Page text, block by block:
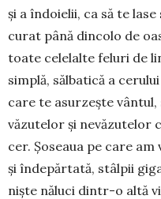
și a îndoielii, ca să te
curat până dincolo de
toate celelalte feluri de
simplă, sălbatică a
care te asurzește
văzutelor și nevăzutelor
cer. Șoseaua pe care
și îndepăr­tată, stâlpii
niște năluci dintr-o altă